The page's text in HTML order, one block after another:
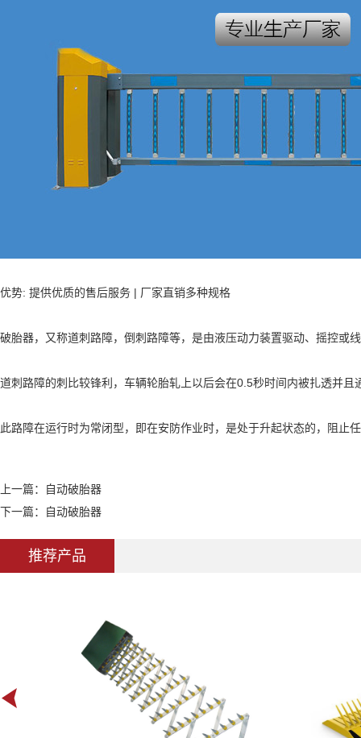
优势: 提供优质的售后服务 | 厂家直销多种规格
破胎器，又称道刺路障，倒刺路障等，是由液压动力装置驱动、摇控或
道刺路障的刺比较锋利，车辆轮胎轧上以后会在0.5秒时间内被扎透并
此路障在运行时为常闭型，即在安防作业时，是处于升起状态的，阻止
上一篇：
自动破胎器
下一篇：
自动破胎器
推荐产品